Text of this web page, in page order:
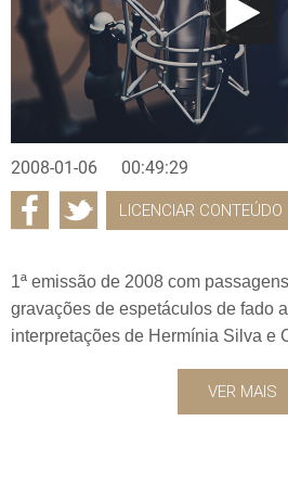
2008-01-06 00:49:29
LICENCIAR CONTEÚDO
1ª emissão de 2008 com
gravações de espetáculos de fado
interpretações de Hermínia Silva e
VER MAIS